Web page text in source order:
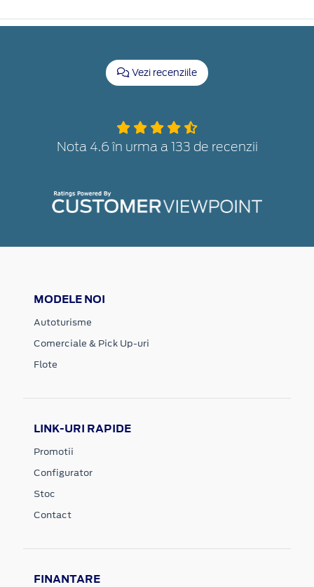
Vezi recenziile
Nota 4.6 în urma a 133 de recenzii
MODELE NOI
Autoturisme
Comerciale & Pick Up-uri
Flote
LINK-URI RAPIDE
Promotii
Configurator
Stoc
Contact
FINANTARE